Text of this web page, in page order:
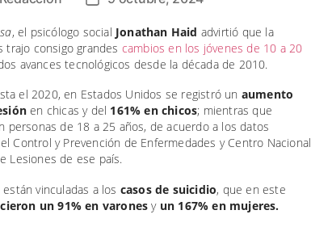
la
entrada
, el psicólogo social Jonathan Haid advirtió que la
trajo consigo grandes cambios en los jóvenes de 10 a 20
avances tecnológicos desde la década de 2010.
el 2020, en Estados Unidos se registró un aumento
en chicas y del 161% en chicos; mientras que
personas de 18 a 25 años, de acuerdo a los datos
Control y Prevención de Enfermedades y Centro Nacional
Lesiones de ese país.
vinculadas a los casos de suicidio, que en este
un 91% en varonesy un 167% en mujeres.